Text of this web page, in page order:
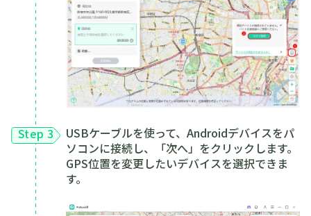
Step 3
USBケーブルを使って、Androidデバイスをパ
ソコンに接続し、「次へ」をクリックします。
GPS位置を変更したいデバイスを選択できま
す。